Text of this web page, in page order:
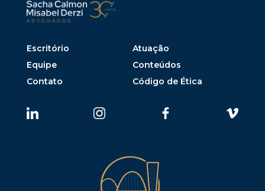
Escritório
Atuação
Equipe
Conteúdos
Contato
Código de Ética